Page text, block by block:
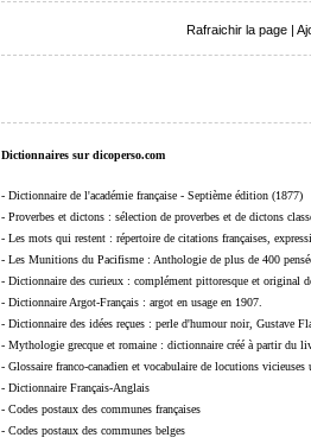
Rafraichir la page
Dictionnaires sur dicoperso.com
- Dictionnaire de l'académie française - Septième édition (1877)
- Proverbes et dictons : sélection de proverbes et de dictons
- Les mots qui restent : répertoire de citations françaises,
- Les Munitions du Pacifisme : Anthologie de plus de 400
- Dictionnaire des curieux : complément pittoresque et original
- Dictionnaire Argot-Français : argot en usage en 1907.
- Dictionnaire des idées reçues : perle d'humour noir, Gustave
- Mythologie grecque et romaine : dictionnaire créé à partir du
- Glossaire franco-canadien et vocabulaire de locutions vicieuses
- Dictionnaire Français-Anglais
- Codes postaux des communes françaises
- Codes postaux des communes belges